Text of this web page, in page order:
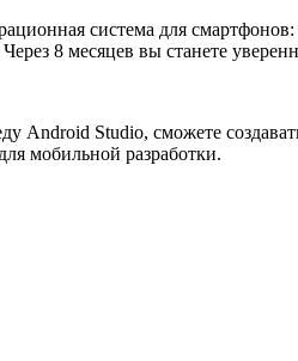
система для
8 месяцев вы станете
Android Studio, сможете
мобильной разработки.